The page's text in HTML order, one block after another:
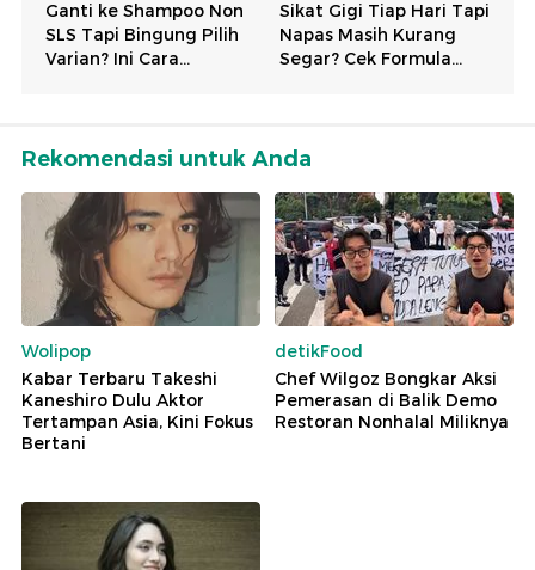
Rekomendasi untuk Anda
Wolipop
Kabar Terbaru Takeshi
Kaneshiro Dulu Aktor
Tertampan Asia, Kini Fokus
Bertani
detikFood
Chef Wilgoz Bongkar Aksi
Pemerasan di Balik Demo
Restoran Nonhalal Miliknya